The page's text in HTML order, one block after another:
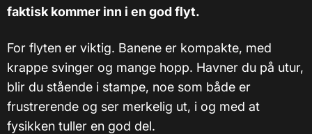
faktisk kommer inn i en god flyt.
For flyten er viktig. Banene er kompakte, med
krappe svinger og mange hopp. Havner du på utur,
blir du stående i stampe, noe som både er
frustrerende og ser merkelig ut, i og med at
fysikken tuller en god del.